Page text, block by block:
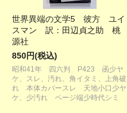
世界異端の文学5 彼方 ユイ
スマン 訳：田辺貞之助 桃
源社
850円(税込)
昭和41年 四六判 P423 函少ヤ
ケ、スレ、汚れ、角イタミ、上角破
れ 本体カバースレ 天地小口少ヤ
ケ、少汚れ ページ端少時代シミ